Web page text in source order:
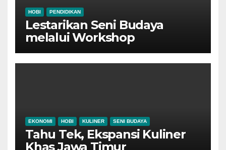
HOBI PENDIDIKAN
Lestarikan Seni Budaya
melalui Workshop
Pertunjukan Tari Tradisional
Ponorogo
EKONOMI HOBI KULINER SENI BUDAYA
Tahu Tek, Ekspansi Kuliner
Khas Jawa Timur